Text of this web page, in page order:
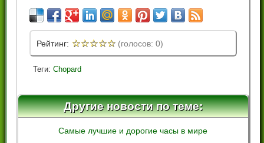
Рейтинг: ☆☆☆☆☆(голосов: 0)
Теги:Chopard
Другие новости по теме:
Самые лучшие и дорогие часы в мире